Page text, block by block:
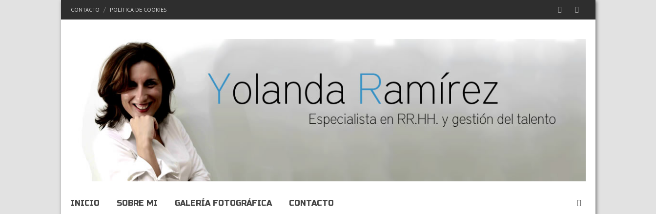
CONTACTO POLÍTICA DE COOKIES
INICIO SOBRE MI GALERÍA FOTOGRÁFICA CONTACTO